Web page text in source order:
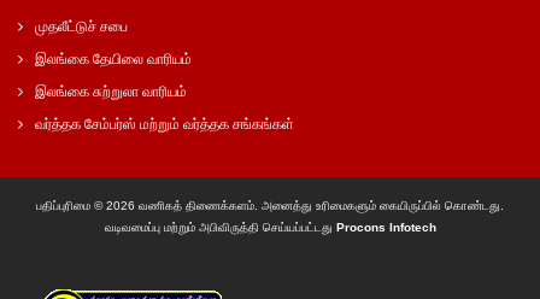
முதலீட்டுச் சபை
இலங்கை தேயிலை வாரியம்
இலங்கை சுற்றுலா வாரியம்
வர்த்தக சேம்பர்ஸ் மற்றும் வர்த்தக சங்கங்கள்
பதிப்புரிமை © 2026 வணிகத் திணைக்களம். அனைத்து உரிமைகளும் கையிருப்பில் கொண்டது.
வடிவமைப்பு மற்றும் அபிவிருத்தி செய்யப்பட்டது Procons Infotech